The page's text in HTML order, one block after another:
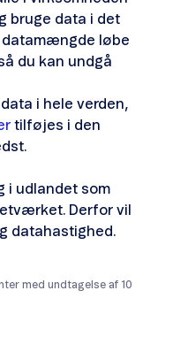
bruge data i det
datamængde løbe
du kan undgå
i hele verden,
tilføjes i den
i udlandet som
Derfor vil
datahastighed.
med undtagelse af 10